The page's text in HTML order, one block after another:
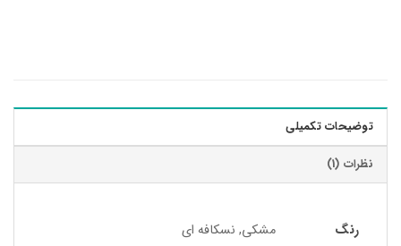
توضیحات تکمیلی
نظرات (1)
رنگ مشکی, نسکافه ای